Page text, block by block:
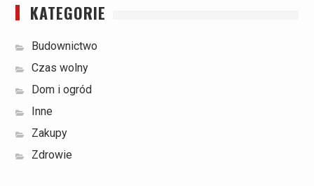
KATEGORIE
Budownictwo
Czas wolny
Dom i ogród
Inne
Zakupy
Zdrowie